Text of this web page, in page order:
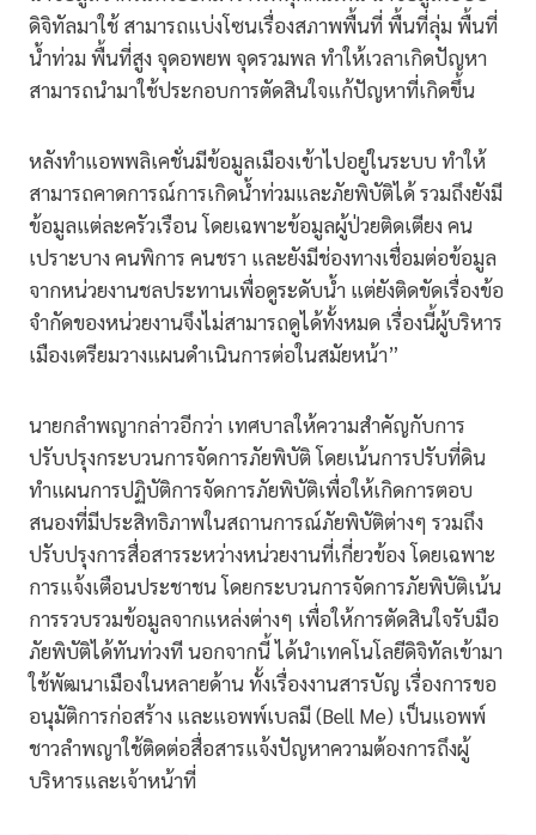
ดิจิทัลมาใช้ สามารถแบ่งโซนเรื่องสภาพพื้นที่ พื้นที่ลุ่ม พื้นที่
น้ำท่วม พื้นที่สูง จุดอพยพ จุดรวมพล ทำให้เวลาเกิดปัญหา
สามารถนำมาใช้ประกอบการตัดสินใจแก้ปัญหาที่เกิดขึ้น
หลังทำแอพพลิเคชั่นมีข้อมูลเมืองเข้าไปอยู่ในระบบ ทำให้
สามารถคาดการณ์การเกิดน้ำท่วมและภัยพิบัติได้ รวมถึงยังมี
ข้อมูลแต่ละครัวเรือน โดยเฉพาะข้อมูลผู้ป่วยติดเตียง คน
เปราะบาง คนพิการ คนชรา และยังมีช่องทางเชื่อมต่อข้อมูล
จากหน่วยงานชลประทานเพื่อดูระดับน้ำ แต่ยังติดขัดเรื่องข้อ
จำกัดของหน่วยงานจึงไม่สามารถดูได้ทั้งหมด เรื่องนี้ผู้บริหาร
เมืองเตรียมวางแผนดำเนินการต่อในสมัยหน้า”
นายกลำพญากล่าวอีกว่า เทศบาลให้ความสำคัญกับการ
ปรับปรุงกระบวนการจัดการภัยพิบัติ โดยเน้นการปรับที่ดิน
ทำแผนการปฏิบัติการจัดการภัยพิบัติเพื่อให้เกิดการตอบ
สนองที่มีประสิทธิภาพในสถานการณ์ภัยพิบัติต่างๆ รวมถึง
ปรับปรุงการสื่อสารระหว่างหน่วยงานที่เกี่ยวข้อง โดยเฉพาะ
การแจ้งเตือนประชาชน โดยกระบวนการจัดการภัยพิบัติเน้น
การรวบรวมข้อมูลจากแหล่งต่างๆ เพื่อให้การตัดสินใจรับมือ
ภัยพิบัติได้ทันท่วงที นอกจากนี้ ได้นำเทคโนโลยีดิจิทัลเข้ามา
ใช้พัฒนาเมืองในหลายด้าน ทั้งเรื่องงานสารบัญ เรื่องการขอ
อนุมัติการก่อสร้าง และแอพพ์เบลมี (Bell Me) เป็นแอพพ์
ชาวลำพญาใช้ติดต่อสื่อสารแจ้งปัญหาความต้องการถึงผู้
บริหารและเจ้าหน้าที่